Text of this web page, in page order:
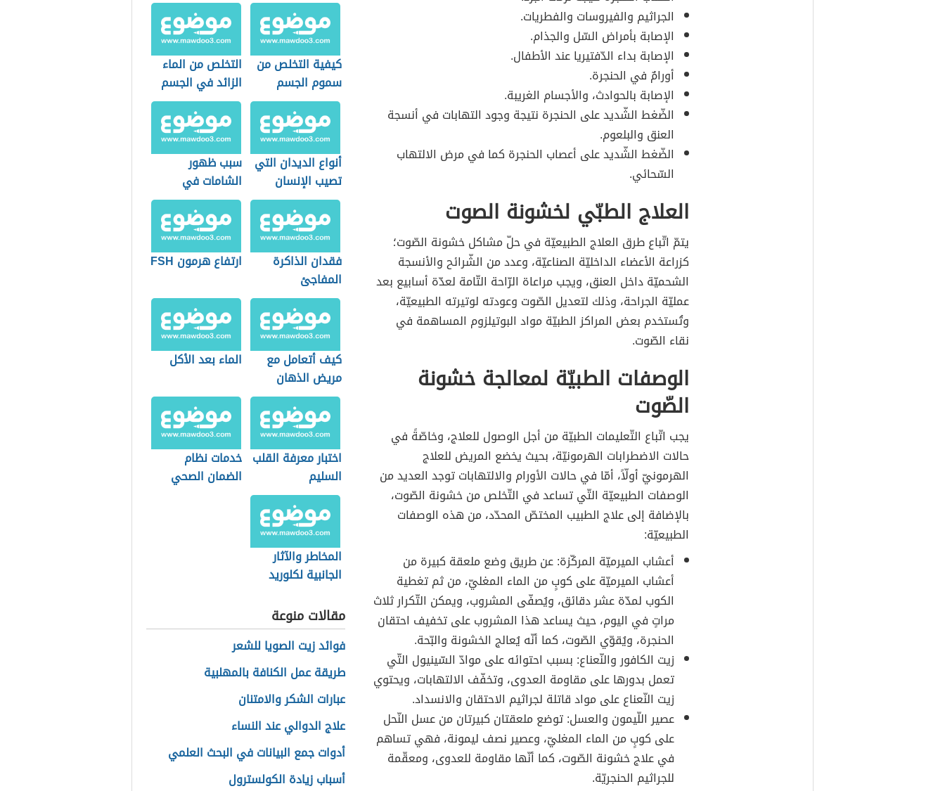
الجراثيم والفيروسات والفطريات.
الإصابة بأمراض السّل والجذام.
الإصابة بداء الدّفتيريا عند الأطفال.
أورامٌ في الحنجرة.
الإصابة بالحوادث، والأجسام الغريبة.
الضّغط الشّديد على الحنجرة نتيجة وجود التهابات في أنسجة
العنق والبلعوم.
الضّغط الشّديد على أعصاب الحنجرة كما في مرض الالتهاب
السّحائي.
العلاج الطبّي لخشونة الصوت
يتمّ اتّباع طرق العلاج الطبيعيّة في حلّ مشاكل خشونة الصّوت؛
كزراعة الأعضاء الداخليّة الصناعيّة، وعدد من الشّرائح والأنسجة
الشحميّة داخل العنق، ويجب مراعاة الرّاحة التّامة لعدّة أسابيع بعد
عمليّة الجراحة، وذلك لتعديل الصّوت وعودته لوتيرته الطبيعيّة،
وتُستخدم بعض المراكز الطبيّة مواد البوتيلزوم المساهمة في
نقاء الصّوت.
الوصفات الطبيّة لمعالجة خشونة
الصّوت
يجب اتّباع التّعليمات الطبيّة من أجل الوصول للعلاج، وخاصّةً في
حالات الاضطرابات الهرمونيّة، بحيث يخضع المريض للعلاج
الهرمونيّ أولّاً، أمّا في حالات الأورام والالتهابات توجد العديد من
الوصفات الطبيعيّة التّي تساعد في التّخلص من خشونة الصّوت،
بالإضافة إلى علاج الطبيب المختصّ المحدّد، من هذه الوصفات
الطبيعيّة:
أعشاب الميرميّة المركّزة: عن طريق وضع ملعقة كبيرة من
أعشاب الميرميّة على كوبٍ من الماء المغليّ، من ثم تغطية
الكوب لمدّة عشر دقائق، ويُصفّى المشروب، ويمكن التّكرار ثلاث
مراتٍ في اليوم، حيث يساعد هذا المشروب على تخفيف احتقان
الحنجرة، ويُقوّي الصّوت، كما أنّه يُعالج الخشونة والبّحة.
زيت الكافور والنّعناع: بسبب احتوائه على موادّ السّينيول التّي
تعمل بدورها على مقاومة العدوى، وتخفّف الالتهابات، ويحتوي
زيت النّعناع على مواد قاتلة لجراثيم الاحتقان والانسداد.
عصير اللّيمون والعسل: توضع ملعقتان كبيرتان من عسل النّحل
على كوبٍ من الماء المغليّ، وعصير نصف ليمونة، فهي تساهم
في علاج خشونة الصّوت، كما أنّها مقاومة للعدوى، ومعقّمة
للجراثيم الحنجريّة.
كيفية التخلص من
سموم الجسم
التخلص من الماء
الزائد في الجسم
أنواع الديدان التي
تصيب الإنسان
سبب ظهور
الشامات في
الجسم
فقدان الذاكرة
المفاجئ
ارتفاع هرمون FSH
كيف أتعامل مع
مريض الذهان
الماء بعد الأكل
اختبار معرفة القلب
السليم
خدمات نظام
الضمان الصحي
المخاطر والآثار
الجانبية لكلوريد
مقالات منوعة
فوائد زيت الصويا للشعر
طريقة عمل الكنافة بالمهلبية
عبارات الشكر والامتنان
علاج الدوالي عند النساء
أدوات جمع البيانات في البحث العلمي
أسباب زيادة الكولسترول